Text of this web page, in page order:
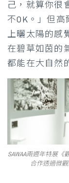
己，就算你很
不OK。」但
上曬太陽的
在碧草如茵的
都能在大自然
SAWAA兩週年特展《
合作透過微